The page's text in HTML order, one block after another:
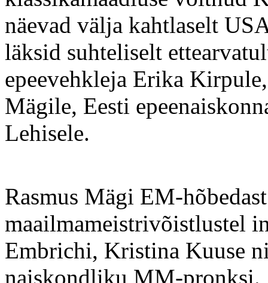
näevad välja kahtlaselt
läksid suhteliselt
epeevehkleja Erika
Mägile, Eesti
Lehisele.
Rasmus Mägi EM-
maailmameistrivõistlustel
Embrichi, Kristina Kuuse
naiskondliku MM-pronksi.